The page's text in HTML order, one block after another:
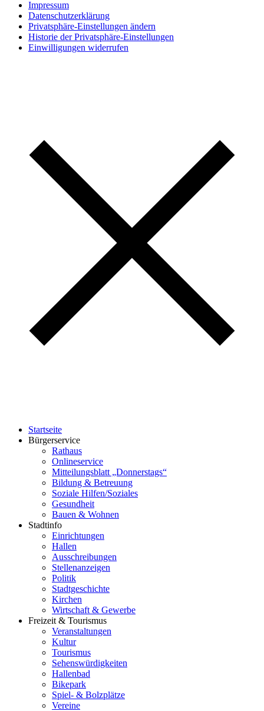
Impressum
Datenschutzerklärung
Privatsphäre-Einstellungen ändern
Historie der Privatsphäre-Einstellungen
Einwilligungen widerrufen
Startseite
Bürgerservice
Rathaus
Onlineservice
Mitteilungsblatt „Donnerstags“
Bildung & Betreuung
Soziale Hilfen/Soziales
Gesundheit
Bauen & Wohnen
Stadtinfo
Einrichtungen
Hallen
Ausschreibungen
Stellenanzeigen
Politik
Stadtgeschichte
Kirchen
Wirtschaft & Gewerbe
Freizeit & Tourismus
Veranstaltungen
Kultur
Tourismus
Sehenswürdigkeiten
Hallenbad
Bikepark
Spiel- & Bolzplätze
Vereine